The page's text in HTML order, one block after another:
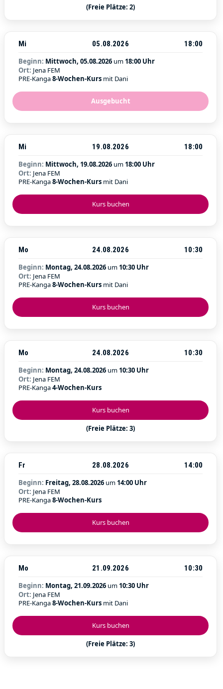
(Freie Plätze: 2)
Ausgebucht
Mi 05.08.2026
18:00
Beginn: Mittwoch, 05.08.2026 um 18:00 Uhr
Ort: Jena FEM
PRE-Kanga8-Wochen-Kurs mit Dani
Kurs buchen
Mi 19.08.2026
18:00
Beginn: Mittwoch, 19.08.2026 um 18:00 Uhr
Ort: Jena FEM
PRE-Kanga8-Wochen-Kurs mit Dani
Kurs buchen
Mo 24.08.2026
10:30
Beginn: Montag, 24.08.2026 um 10:30 Uhr
Ort: Jena FEM
PRE-Kanga8-Wochen-Kurs mit Dani
Kurs buchen
(Freie Plätze: 3)
Mo 24.08.2026
10:30
Beginn: Montag, 24.08.2026 um 10:30 Uhr
Ort: Jena FEM
PRE-Kanga4-Wochen-Kurs
Kurs buchen
Fr 28.08.2026
14:00
Beginn: Freitag, 28.08.2026 um 14:00 Uhr
Ort: Jena FEM
PRE-Kanga8-Wochen-Kurs
Kurs buchen
(Freie Plätze: 3)
Mo 21.09.2026
10:30
Beginn: Montag, 21.09.2026 um 10:30 Uhr
Ort: Jena FEM
PRE-Kanga8-Wochen-Kurs mit Dani